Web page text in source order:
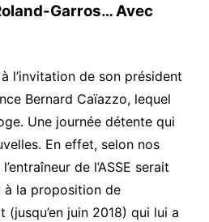
Garros… Avec
l’invitation de son président
Bernard Caïazzo, lequel
Une journée détente qui
En effet, selon nos
de l’ASSE serait
la proposition de
juin 2018) qui lui a